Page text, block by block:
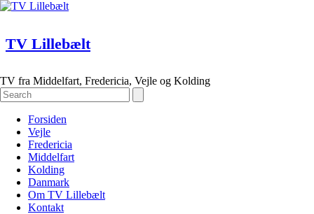
Skip
TV Lillebælt
TV fra Middelfart, Fredericia, Vejle og Kolding
Forsiden
Vejle
Fredericia
Middelfart
Kolding
Danmark
Om TV Lillebælt
Kontakt